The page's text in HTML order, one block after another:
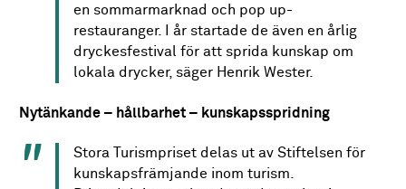
en sommarmarknad och pop up-
restauranger. I år startade de även en årlig
dryckesfestival för att sprida kunskap om
lokala drycker, säger Henrik Wester.
Nytänkande – hållbarhet – kunskapsspridning
Stora Turismpriset delas ut av Stiftelsen för
kunskapsfrämjande inom turism.